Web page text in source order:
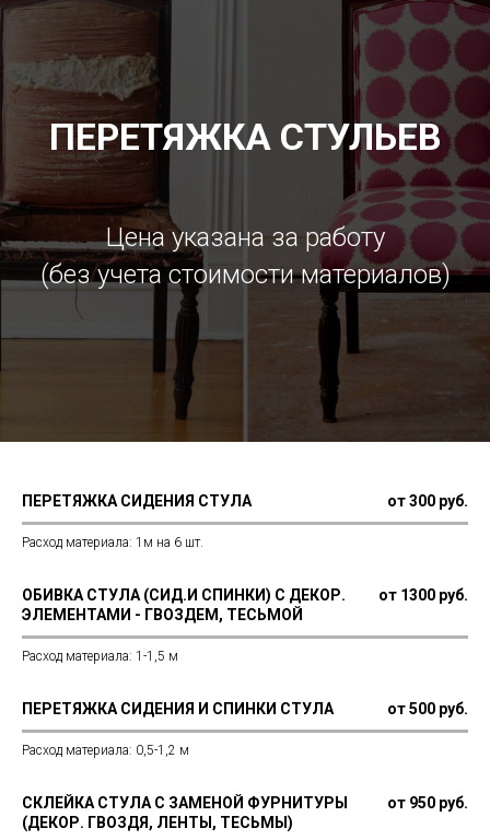
ПЕРЕТЯЖКА СТУЛЬЕВ
Цена указана за работу
(без учета стоимости материалов)
ПЕРЕТЯЖКА СИДЕНИЯ СТУЛА от 300 руб.
Расход материала: 1м на 6 шт.
ОБИВКА СТУЛА (СИД.И СПИНКИ) С ДЕКОР.
ЭЛЕМЕНТАМИ - ГВОЗДЕМ, ТЕСЬМОЙ
от 1300 руб.
Расход материала: 1-1,5 м
ПЕРЕТЯЖКА СИДЕНИЯ И СПИНКИ СТУЛА от 500 руб.
Расход материала: 0,5-1,2 м
СКЛЕЙКА СТУЛА С ЗАМЕНОЙ ФУРНИТУРЫ
(ДЕКОР. ГВОЗДЯ, ЛЕНТЫ, ТЕСЬМЫ)
от 950 руб.